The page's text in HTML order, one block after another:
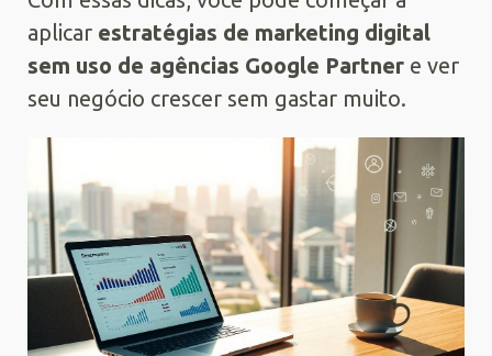
aplicar estratégias de marketing digital
sem uso de agências Google Partner e ver
seu negócio crescer sem gastar muito.